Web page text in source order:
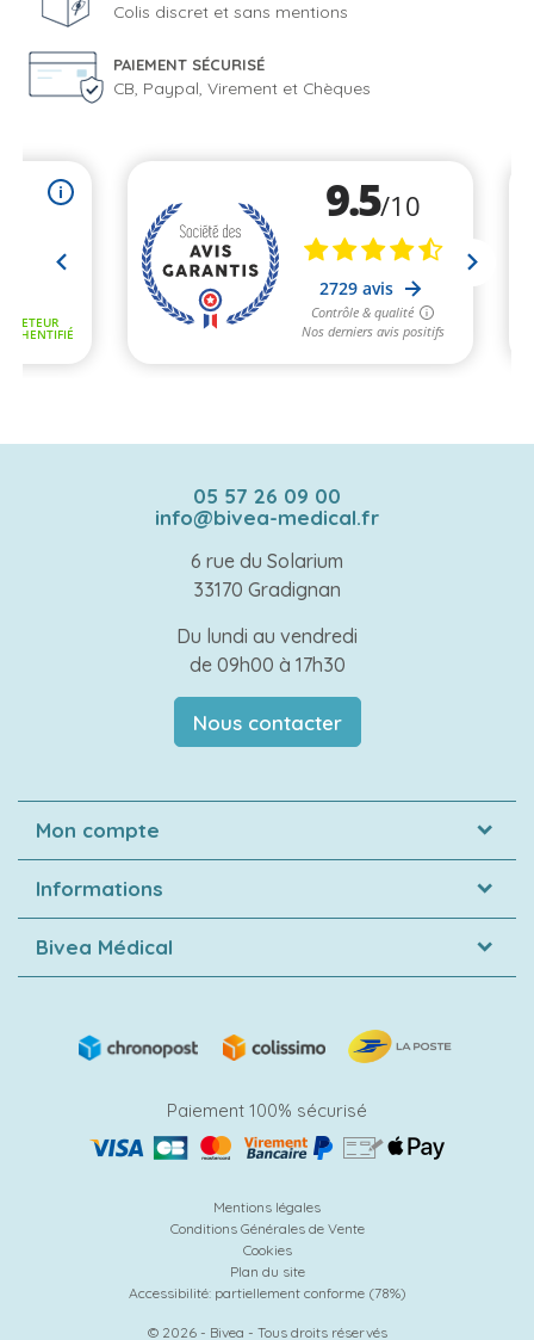
Colis discret et sans mentions
PAIEMENT SÉCURISÉ
CB, Paypal, Virement et Chèques
05 57 26 09 00
info@bivea-medical.fr
6 rue du Solarium
33170 Gradignan
Du lundi au vendredi
de 09h00 à 17h30
Nous contacter
Mon compte
Informations
Bivea Médical
Paiement 100% sécurisé
Mentions légales
Conditions Générales de Vente
Cookies
Plan du site
Accessibilité: partiellement conforme (78%)
© 2026 - Bivea - Tous droits réservés